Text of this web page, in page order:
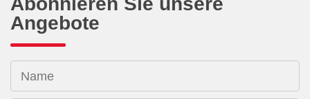
Angebote
Name